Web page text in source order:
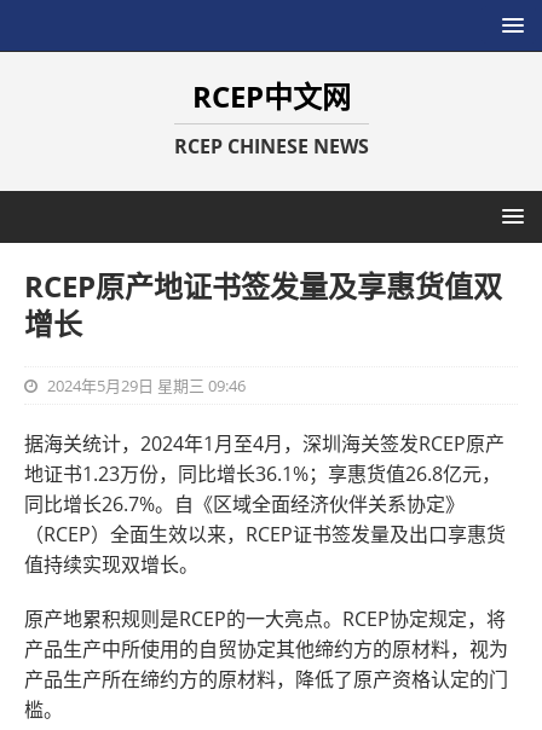
RCEP中文网
RCEP CHINESE NEWS
RCEP原产地证书签发量及享惠货值双
增长
2024年5月29日 星期三 09:46
据海关统计，2024年1月至4月，深圳海关签发RCEP原产
地证书1.23万份，同比增长36.1%；享惠货值26.8亿元，
同比增长26.7%。自《区域全面经济伙伴关系协定》
（RCEP）全面生效以来，RCEP证书签发量及出口享惠货
值持续实现双增长。
原产地累积规则是RCEP的一大亮点。RCEP协定规定，将
产品生产中所使用的自贸协定其他缔约方的原材料，视为
产品生产所在缔约方的原材料，降低了原产资格认定的门
槛。